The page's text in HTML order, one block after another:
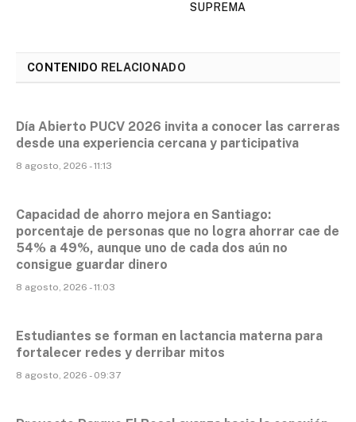
SUPREMA
CONTENIDO RELACIONADO
Día Abierto PUCV 2026 invita a conocer las carreras
desde una experiencia cercana y participativa
8 agosto, 2026 - 11:13
Capacidad de ahorro mejora en Santiago:
porcentaje de personas que no logra ahorrar cae de
54% a 49%, aunque uno de cada dos aún no
consigue guardar dinero
8 agosto, 2026 - 11:03
Estudiantes se forman en lactancia materna para
fortalecer redes y derribar mitos
8 agosto, 2026 - 09:37